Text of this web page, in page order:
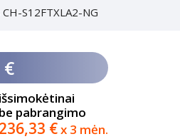
S12FTXLA2-NG
€
išsimokėtinai
be pabrangimo
236,33 €x 3 mėn.